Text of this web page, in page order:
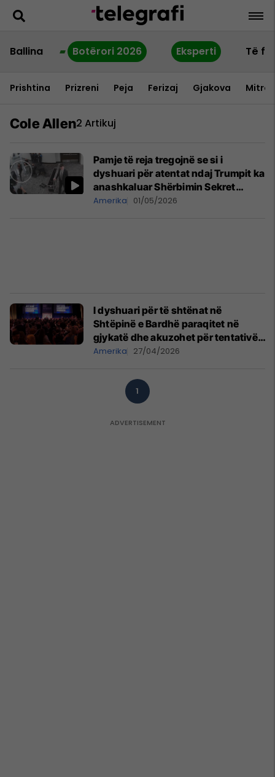
Ballina Botërori 2026 Eksperti Të
Prishtina Prizreni Peja Ferizaj Gjakova
Cole Allen2 Artikuj
Pamje të reja tregojnë se si i
dyshuari për atentat ndaj Trumpit ka
anashkaluar Shërbimin Sekret
amerikan
Amerika 01/05/2026
I dyshuari për të shtënat në
Shtëpinë e Bardhë paraqitet në
gjykatë dhe akuzohet për tentativë
vrasjeje
Amerika 27/04/2026
1